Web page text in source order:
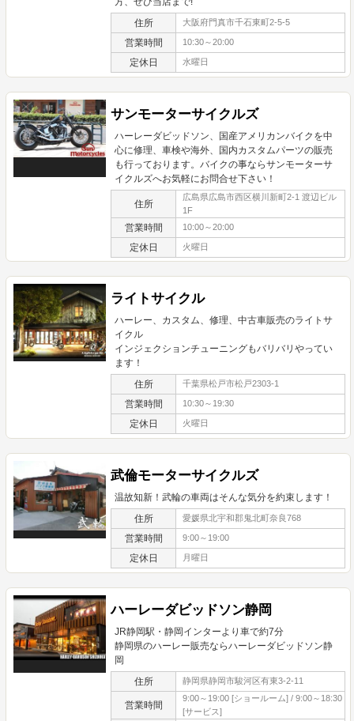
住所 大阪府門真市千石東町2-5-5
営業時間 10:30～20:00
定休日 水曜日
サンモーターサイクルズ
ハーレーダビッドソン、国産アメリカンバイクを中
心に修理、車検や海外、国内カスタムパーツの販売
も行っております。バイクの事ならサンモーターサ
イクルズへお気軽にお問合せ下さい！
住所
広島県広島市西区横川新町2-1 渡辺ビル
1F
営業時間 10:00～20:00
定休日 火曜日
ライトサイクル
ハーレー、カスタム、修理、中古車販売のライトサ
イクル
インジェクションチューニングもバリバリやってい
ます！
住所 千葉県松戸市松戸2303-1
営業時間 10:30～19:30
定休日 火曜日
武倫モーターサイクルズ
温故知新！武輪の車両はそんな気分を約束します！
住所 愛媛県北宇和郡鬼北町奈良768
営業時間 9:00～19:00
定休日 月曜日
ハーレーダビッドソン静岡
JR静岡駅・静岡インターより車で約7分
静岡県のハーレー販売ならハーレーダビッドソン静
岡
住所 静岡県静岡市駿河区有東3-2-11
営業時間
9:00～19:00 [ショールーム] / 9:00～18:30
[サービス]